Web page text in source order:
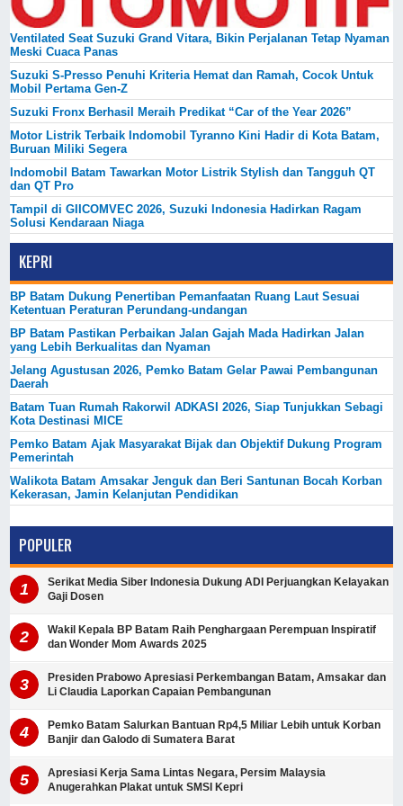
Ventilated Seat Suzuki Grand Vitara, Bikin Perjalanan Tetap Nyaman
Meski Cuaca Panas
Suzuki S-Presso Penuhi Kriteria Hemat dan Ramah, Cocok Untuk
Mobil Pertama Gen-Z
Suzuki Fronx Berhasil Meraih Predikat “Car of the Year 2026”
Motor Listrik Terbaik Indomobil Tyranno Kini Hadir di Kota Batam,
Buruan Miliki Segera
Indomobil Batam Tawarkan Motor Listrik Stylish dan Tangguh QT
dan QT Pro
Tampil di GIICOMVEC 2026, Suzuki Indonesia Hadirkan Ragam
Solusi Kendaraan Niaga
KEPRI
BP Batam Dukung Penertiban Pemanfaatan Ruang Laut Sesuai
Ketentuan Peraturan Perundang-undangan
BP Batam Pastikan Perbaikan Jalan Gajah Mada Hadirkan Jalan
yang Lebih Berkualitas dan Nyaman
Jelang Agustusan 2026, Pemko Batam Gelar Pawai Pembangunan
Daerah
Batam Tuan Rumah Rakorwil ADKASI 2026, Siap Tunjukkan Sebagi
Kota Destinasi MICE
Pemko Batam Ajak Masyarakat Bijak dan Objektif Dukung Program
Pemerintah
Walikota Batam Amsakar Jenguk dan Beri Santunan Bocah Korban
Kekerasan, Jamin Kelanjutan Pendidikan
POPULER
Serikat Media Siber Indonesia Dukung ADI Perjuangkan Kelayakan
Gaji Dosen
Wakil Kepala BP Batam Raih Penghargaan Perempuan Inspiratif
dan Wonder Mom Awards 2025
Presiden Prabowo Apresiasi Perkembangan Batam, Amsakar dan
Li Claudia Laporkan Capaian Pembangunan
Pemko Batam Salurkan Bantuan Rp4,5 Miliar Lebih untuk Korban
Banjir dan Galodo di Sumatera Barat
Apresiasi Kerja Sama Lintas Negara, Persim Malaysia
Anugerahkan Plakat untuk SMSI Kepri